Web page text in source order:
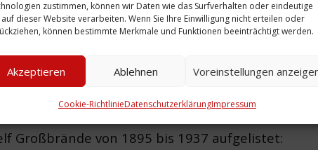
zustimmen, können wir Daten wie das Surfverhalten oder eindeutige
auf dieser Website verarbeiten. Wenn Sie Ihre Einwilligung nicht erteilen oder
können bestimmte Merkmale und Funktionen beeinträchtigt werden.
Akzeptieren Ablehnen Voreinstellungen
Cookie-RichtlinieDatenschutzerklärungImpressum
. Folge:Durch all diese Maßnahmen schmolz die
zusammen.
sich nach den Luftangriffen die
hatte eine Feuerwehr solche verheerenden Brände
.
Großbrände von 1895 bis 1937 aufgelistet: